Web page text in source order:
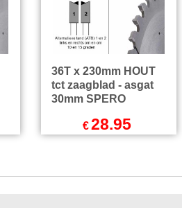
36T x 230mm HOUT
tct zaagblad - asgat
30mm SPERO
€28.95
Excl.BTW